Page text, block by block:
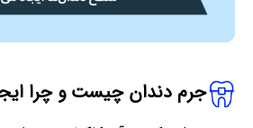
جرم دندان چیست و چرا